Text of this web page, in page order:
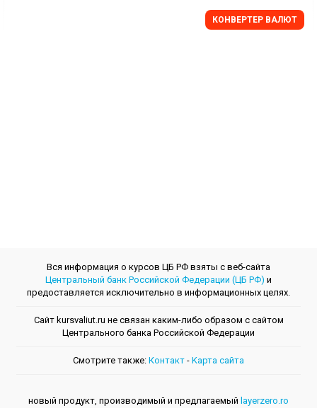
КОНВЕРТЕР ВАЛЮТ
Вся информация о курсов ЦБ РФ взяты с веб-сайта
Центральный банк Российской Федерации (ЦБ РФ) и
предоставляется исключительно в информационных целях.
Сайт kursvaliut.ru не связан каким-либо образом с сайтом
Центрального банкa Российской Федерации
Смотрите также: Контакт - Kарта сайта
новый продукт, производимый и предлагаемый layerzero.ro